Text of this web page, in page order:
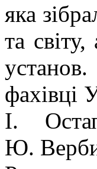
яка
та
І.
Ю.